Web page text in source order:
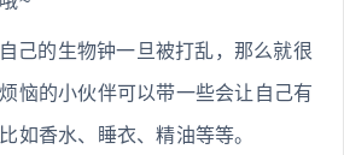
己的生物钟一旦被打乱，那么就很
恼的小伙伴可以带一些会让自己有
如香水、睡衣、精油等等。